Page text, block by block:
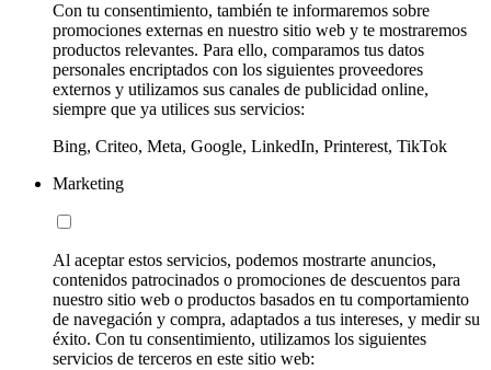
Con tu consentimiento, también te informaremos sobre
promociones externas en nuestro sitio web y te mostraremos
productos relevantes. Para ello, comparamos tus datos
personales encriptados con los siguientes proveedores
externos y utilizamos sus canales de publicidad online,
siempre que ya utilices sus servicios:
Bing, Criteo, Meta, Google, LinkedIn, Printerest, TikTok
Marketing
Al aceptar estos servicios, podemos mostrarte anuncios,
contenidos patrocinados o promociones de descuentos para
nuestro sitio web o productos basados en tu comportamiento
de navegación y compra, adaptados a tus intereses, y medir su
éxito. Con tu consentimiento, utilizamos los siguientes
servicios de terceros en este sitio web: